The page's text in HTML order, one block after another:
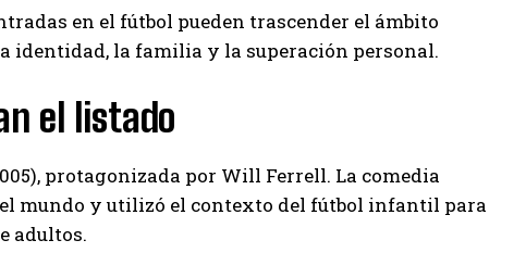
en el fútbol pueden trascender el ámbito
identidad, la familia y la superación personal.
el listado
protagonizada por Will Ferrell. La comedia
mundo y utilizó el contexto del fútbol infantil para
adultos.